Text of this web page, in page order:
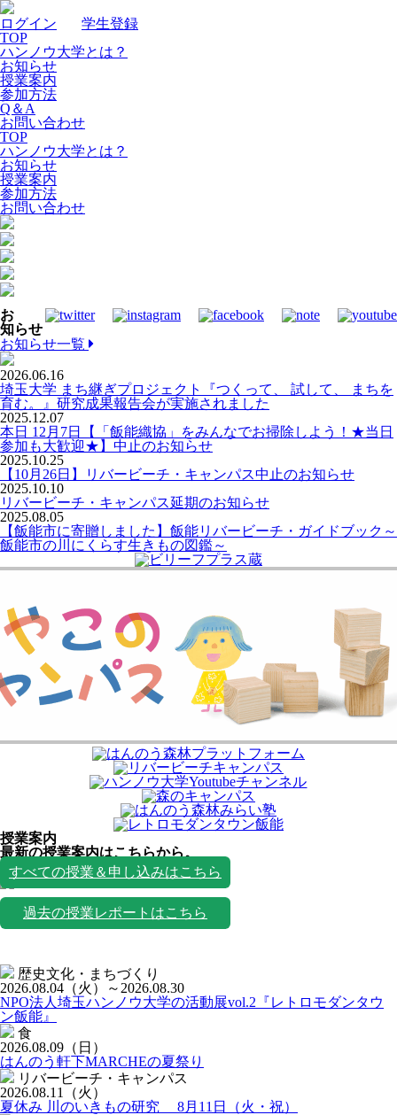
ログイン
学生登録
TOP
ハンノウ大学とは？
お知らせ
授業案内
参加方法
Q＆A
お問い合わせ
TOP
ハンノウ大学とは？
お知らせ
授業案内
参加方法
お問い合わせ
お
知らせ
お知らせ一覧
2026.06.16
埼玉大学 まち継ぎプロジェクト『つくって、 試して、 まちを
育む。』研究成果報告会が実施されました
2025.12.07
本日 12月7日【「飯能織協」をみんなでお掃除しよう！★当日
参加も大歓迎★】中止のお知らせ
2025.10.25
【10月26日】リバービーチ・キャンパス中止のお知らせ
2025.10.10
リバービーチ・キャンパス延期のお知らせ
2025.08.05
【飯能市に寄贈しました】飯能リバービーチ・ガイドブック～
飯能市の川にくらす生きもの図鑑～
授業案内
最新の授業案内はこちらから。
授業一覧
すべての授業＆申し込みはこちら
過去の授業レポートはこちら
歴史文化・まちづくり
2026.08.04 （火）
～2026.08.30
NPO法人埼玉ハンノウ大学の活動展vol.2『レトロモダンタウ
ン飯能』
食
2026.08.09 （日）
はんのう軒下MARCHEの夏祭り
リバービーチ・キャンパス
2026.08.11
（火）
夏休み 川のいきもの研究 8月11日（火・祝）